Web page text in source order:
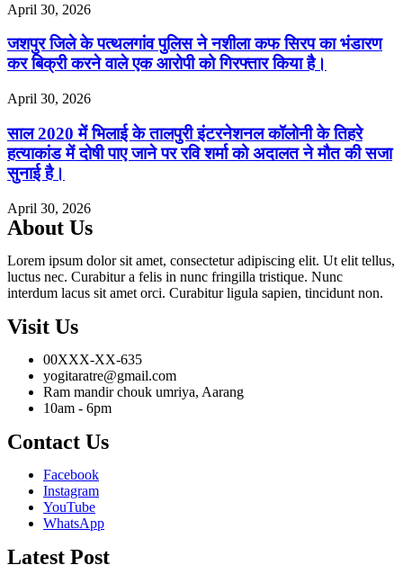
April 30, 2026
जशपुर जिले के पत्थलगांव पुलिस ने नशीला कफ सिरप का भंडारण
कर बिक्री करने वाले एक आरोपी को गिरफ्तार किया है।
April 30, 2026
साल 2020 में भिलाई के तालपुरी इंटरनेशनल कॉलोनी के तिहरे
हत्याकांड में दोषी पाए जाने पर रवि शर्मा को अदालत ने मौत की सजा
सुनाई है।
April 30, 2026
About Us
Lorem ipsum dolor sit amet, consectetur adipiscing elit. Ut elit tellus,
luctus nec. Curabitur a felis in nunc fringilla tristique. Nunc
interdum lacus sit amet orci. Curabitur ligula sapien, tincidunt non.
Visit Us
00XXX-XX-635
yogitaratre@gmail.com
Ram mandir chouk umriya, Aarang
10am - 6pm
Contact Us
Facebook
Instagram
YouTube
WhatsApp
Latest Post